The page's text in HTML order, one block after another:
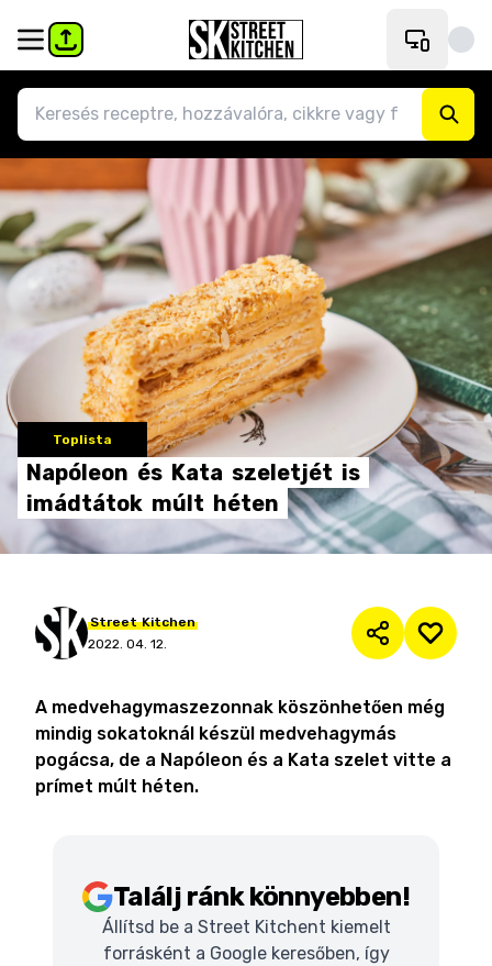
Toplista
Napóleon és Kata szeletjét is
imádtátok múlt héten
Street Kitchen
2022. 04. 12.
A medvehagymaszezonnak köszönhetően még
mindig sokatoknál készül medvehagymás
pogácsa, de a Napóleon és a Kata szelet vitte a
prímet múlt héten.
Találj ránk könnyebben!
Állítsd be a Street Kitchent kiemelt
forrásként a Google keresőben, így